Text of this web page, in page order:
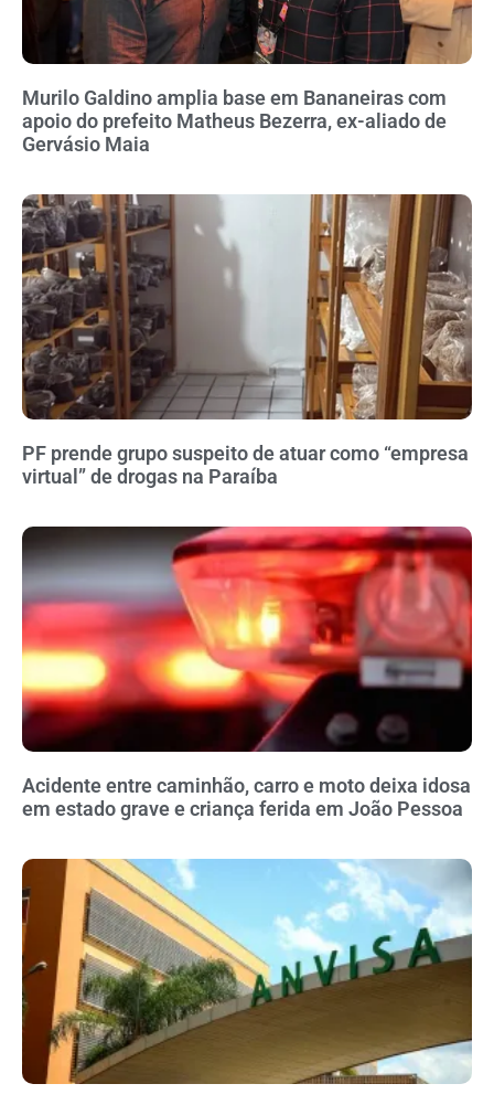
Murilo Galdino amplia base em Bananeiras com
apoio do prefeito Matheus Bezerra, ex-aliado de
Gervásio Maia
PF prende grupo suspeito de atuar como “empresa
virtual” de drogas na Paraíba
Acidente entre caminhão, carro e moto deixa idosa
em estado grave e criança ferida em João Pessoa